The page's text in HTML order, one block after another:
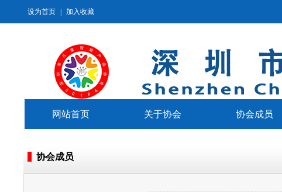
设为首页 加入收藏
网站首页 关于协会 协会成员
协会成员